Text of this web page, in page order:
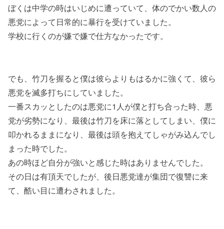
ぼくは中学の時はいじめに遭っていて、体のでかい数人の
悪党によって日常的に暴行を受けていました。
学校に行くのが嫌で嫌で仕方なかったです。
でも、竹刀を握ると僕は彼らよりもはるかに強くて、彼ら
悪党を滅多打ちにしていました。
一番スカッとしたのは悪党に1人が僕と打ち合った時、悪
党が劣勢になり、最後は竹刀を床に落としてしまい、僕に
叩かれるままになり、最後は頭を抱えてしゃがみ込んでし
まった時でした。
あの時ほど自分が強いと感じた時はありませんでした。
その日は有頂天でしたが、後日悪党達が集団で復讐に来
て、酷い目に遭わされました。